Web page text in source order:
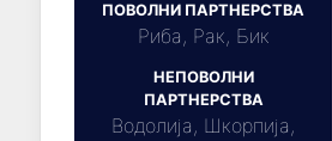
ПОВОЛНИ ПАРТНЕРСТВА
Риба, Рак, Бик
НЕПОВОЛНИ
ПАРТНЕРСТВА
Водолија, Шкорпија,